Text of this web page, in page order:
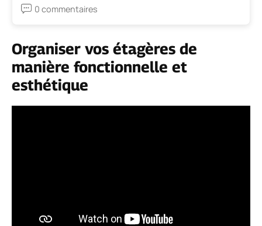
0 commentaires
Organiser vos étagères de
manière fonctionnelle et
esthétique